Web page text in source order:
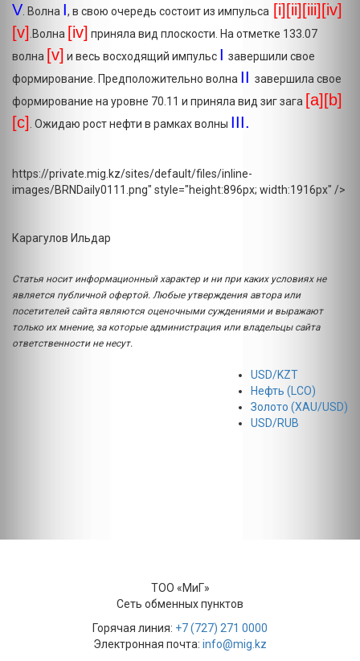
V . Волна I, в свою очередь состоит из импульса [i][ii][iii][iv]
[v] .Волна [iv] приняла вид плоскости. На отметке 133.07
волна [v] и весь восходящий импульс I завершили свое
формирование. Предположительно волна II завершила свое
формирование на уровне 70.11 и приняла вид зиг зага [a][b]
[c] . Ожидаю рост нефти в рамках волны III.
https://private.mig.kz/sites/default/files/inline-
images/BRNDaily0111.png" style="height:896px; width:1916px" />
Карагулов Ильдар
Статья носит информационный характер и ни при каких условиях не
является публичной офертой. Любые утверждения автора или
посетителей сайта являются оценочными суждениями и выражают
только их мнение, за которые администрация или владельцы сайта
ответственности не несут.
USD/KZT
Нефть (LCO)
Золото (XAU/USD)
USD/RUB
ТОО «МиГ»
Сеть обменных пунктов
Горячая линия: +7 (727) 271 0000
Электронная почта: info@mig.kz